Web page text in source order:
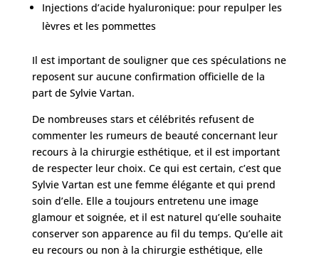
Injections d’acide hyaluronique: pour repulper les
lèvres et les pommettes
Il est important de souligner que ces spéculations ne
reposent sur aucune confirmation officielle de la
part de Sylvie Vartan.
De nombreuses stars et célébrités refusent de
commenter les rumeurs de beauté concernant leur
recours à la chirurgie esthétique, et il est important
de respecter leur choix. Ce qui est certain, c’est que
Sylvie Vartan est une femme élégante et qui prend
soin d’elle. Elle a toujours entretenu une image
glamour et soignée, et il est naturel qu’elle souhaite
conserver son apparence au fil du temps. Qu’elle ait
eu recours ou non à la chirurgie esthétique, elle